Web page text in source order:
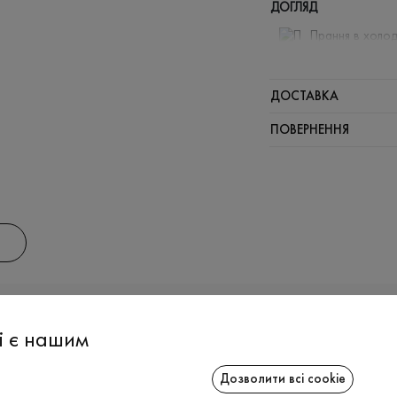
ДОГЛЯД
Прання в
Не можна
ДОСТАВКА
ПОВЕРНЕННЯ
є нашим
Дозволити всі cookie